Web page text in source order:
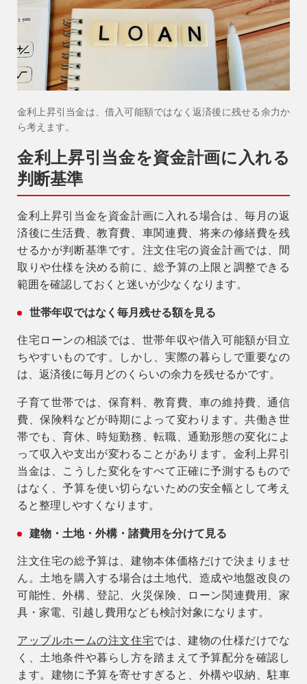
金利上昇引当金は、借入可能額ではなく返済後に残せる余力か
ら考えます。
金利上昇引当金を資金計画に入れる
判断基準
金利上昇引当金を資金計画に入れる場合は、毎月の返
済後に生活費、教育費、車関連費、将来の修繕費を残
せるかが判断基準です。注文住宅の資金計画では、間
取りや仕様を決める前に、総予算の上限と調整できる
範囲を確認しておくと迷いが少なくなります。
世帯年収ではなく毎月残せる額を見る
住宅ローンの相談では、世帯年収や借入可能額が目立
ちやすいものです。しかし、実際の暮らしで重要なの
は、返済後に毎月どのくらいの余力を残せるかです。
子育て世帯では、保育料、教育費、車の維持費、通信
費、保険料などが時期によって変わります。共働き世
帯でも、育休、時短勤務、転職、通勤形態の変化によ
って収入や支出が変わることがあります。金利上昇引
当金は、こうした変化をすべて正確に予測するもので
はなく、予算を使い切らないための安全幅として考え
ると整理しやすくなります。
建物・土地・外構・諸費用を分けて見る
注文住宅の総予算は、建物本体価格だけで決まりませ
ん。土地を購入する場合は土地代、造成や地盤改良の
可能性、外構、登記、火災保険、ローン関連費用、家
具・家電、引越し費用なども検討対象になります。
アップルホームの注文住宅では、建物の仕様だけでな
く、土地条件や暮らし方を踏まえて予算配分を確認し
ます。建物に予算を寄せすぎると、外構や収納、駐車